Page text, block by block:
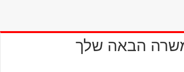
הבאה שלך